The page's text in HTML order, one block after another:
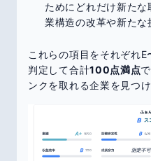
ためにどれだけ新た
業構造の改革や新たな
これらの項目をそれぞれ
判定して合計100点満点
ンクを取れる企業を見つ